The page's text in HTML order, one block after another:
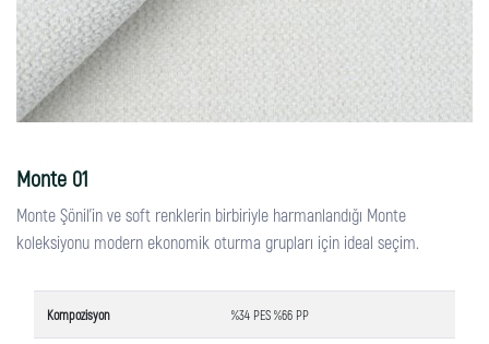
Monte 01
Monte Şönil'in ve soft renklerin birbiriyle harmanlandığı Monte
koleksiyonu modern ekonomik oturma grupları için ideal seçim.
Kompozisyon %34 PES %66 PP